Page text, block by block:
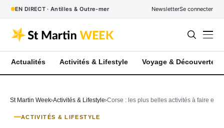
EN DIRECT · Antilles & Outre-mer NewsletterSe connecter
Actualités Activités & Lifestyle Voyage & Découverte
St Martin Week Activités & Lifestyle Corse : les plus belles activités à faire en
ACTIVITÉS & LIFESTYLE